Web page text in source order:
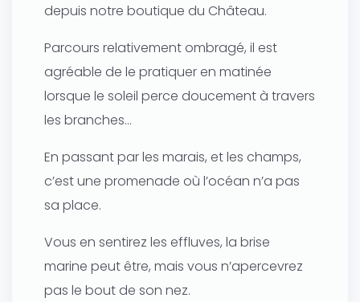
depuis notre boutique du Château.
Parcours relativement ombragé, il est
agréable de le pratiquer en matinée
lorsque le soleil perce doucement à travers
les branches…
En passant par les marais, et les champs,
c’est une promenade où l’océan n’a pas
sa place.
Vous en sentirez les effluves, la brise
marine peut être, mais vous n’apercevrez
pas le bout de son nez.